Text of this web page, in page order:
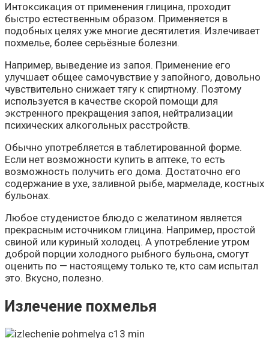
Интоксикация от применения глицина, проходит
быстро естественным образом. Применяется в
подобных целях уже многие десятилетия. Излечивает
похмелье, более серьёзные болезни.
Например, выведение из запоя. Применение его
улучшает общее самочувствие у запойного, довольно
чувствительно снижает тягу к спиртному. Поэтому
используется в качестве скорой помощи для
экстренного прекращения запоя, нейтрализации
психических алкогольных расстройств.
Обычно употребляется в таблетированной форме.
Если нет возможности купить в аптеке, то есть
возможность получить его дома. Достаточно его
содержание в ухе, заливной рыбе, мармеладе, костных
бульонах.
Любое студенистое блюдо с желатином является
прекрасным источником глицина. Например, простой
свиной или куриный холодец. А употребление утром
доброй порции холодного рыбного бульона, смогут
оценить по — настоящему только те, кто сам испытал
это. Вкусно, полезно.
Излечение похмелья